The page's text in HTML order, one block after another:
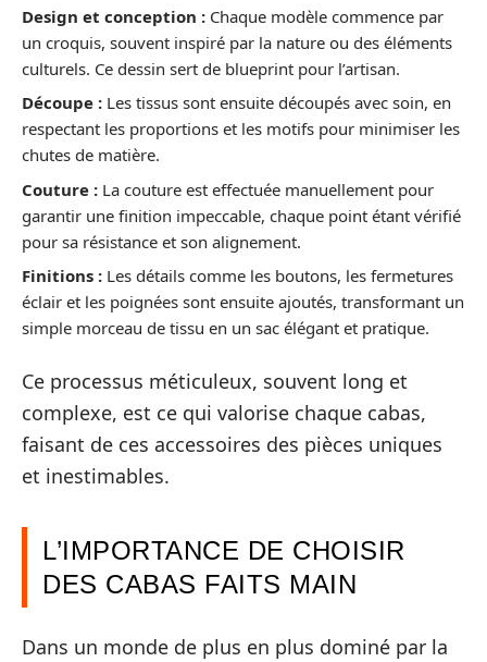
Design et conception : Chaque modèle commence par
un croquis, souvent inspiré par la nature ou des éléments
culturels. Ce dessin sert de blueprint pour l’artisan.
Découpe : Les tissus sont ensuite découpés avec soin, en
respectant les proportions et les motifs pour minimiser les
chutes de matière.
Couture : La couture est effectuée manuellement pour
garantir une finition impeccable, chaque point étant vérifié
pour sa résistance et son alignement.
Finitions : Les détails comme les boutons, les fermetures
éclair et les poignées sont ensuite ajoutés, transformant un
simple morceau de tissu en un sac élégant et pratique.
Ce processus méticuleux, souvent long et
complexe, est ce qui valorise chaque cabas,
faisant de ces accessoires des pièces uniques
et inestimables.
L’IMPORTANCE DE CHOISIR
DES CABAS FAITS MAIN
Dans un monde de plus en plus dominé par la